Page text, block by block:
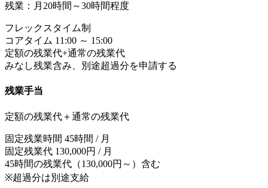
残業：月20時間～30時間程度
フレックスタイム制
コアタイム 11:00 ～ 15:00
定額の残業代+通常の残業代
みなし残業含み、別途超過分を申請する
残業手当
定額の残業代＋通常の残業代
固定残業時間 45時間 / 月
固定残業代 130,000円 / 月
45時間の残業代（130,000円～）含む
※超過分は別途支給